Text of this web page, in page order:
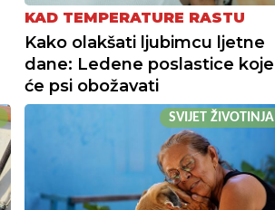
KAD TEMPERATURE RASTU
Kako olakšati ljubimcu ljetne
dane: Ledene poslastice koje
će psi obožavati
SVIJET ŽIVOTINJA